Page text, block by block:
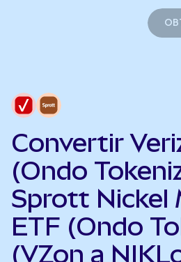
Convertir
(Ondo
Sprott Nickel
ETF (Ondo
(VZon a